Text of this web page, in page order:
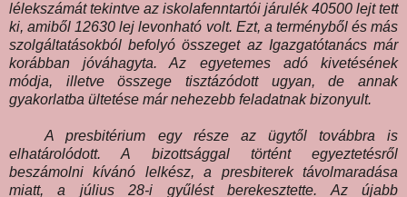
lélekszámát tekintve az iskolafenntartói járulék 40500 lejt tett
ki, amiből 12630 lej levonható volt. Ezt, a terményből és más
szolgáltatásokból befolyó összeget az Igazgatótanács már
korábban jóváhagyta. Az egyetemes adó kivetésének
módja, illetve összege tisztázódott ugyan, de annak
gyakorlatba ültetése már nehezebb feladatnak bizonyult.
A presbitérium egy része az ügytől továbbra is
elhatárolódott. A bizottsággal történt egyeztetésről
beszámolni kívánó lelkész, a presbiterek távolmaradása
miatt, a július 28-i gyűlést berekesztette. Az újabb